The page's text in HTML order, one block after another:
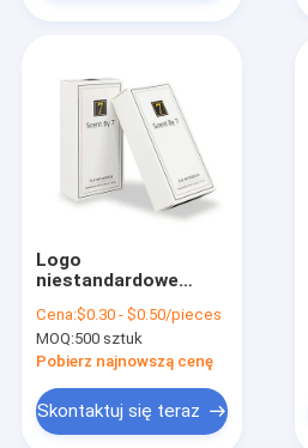
Logo
niestandardowe
Kosmetycznej Kartka
Papierowa Tuck End
Składane Kartony
Cena:$0.30 - $0.50/pieces
MOQ:500 sztuk
Pobierz najnowszą cenę
Skontaktuj się teraz